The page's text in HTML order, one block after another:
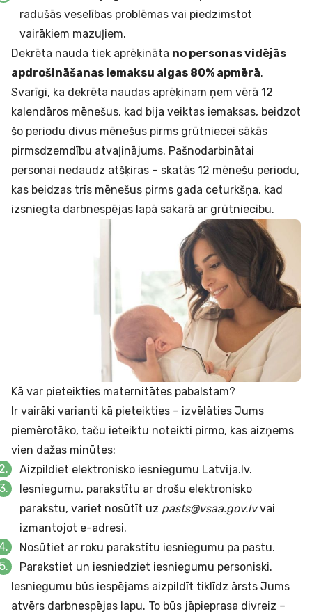
radušās veselības problēmas vai piedzimstot
vairākiem mazuļiem.
Dekrēta nauda tiek aprēķināta no personas vidējās
apdrošināšanas iemaksu algas 80% apmērā.
Svarīgi, ka dekrēta naudas aprēķinam ņem vērā 12
kalendāros mēnešus, kad bija veiktas iemaksas, beidzot
šo periodu divus mēnešus pirms grūtniecei sākās
pirmsdzemdību atvaļinājums. Pašnodarbinātai
personai nedaudz atšķiras – skatās 12 mēnešu periodu,
kas beidzas trīs mēnešus pirms gada ceturkšņa, kad
izsniegta darbnespējas lapā sakarā ar grūtniecību.
Kā var pieteikties maternitātes pabalstam?
Ir vairāki varianti kā pieteikties – izvēlāties Jums
piemērotāko, taču ieteiktu noteikti pirmo, kas aizņems
vien dažas minūtes:
Aizpildiet elektronisko iesniegumu Latvija.lv.
Iesniegumu, parakstītu ar drošu elektronisko
parakstu, variet nosūtīt uz pasts@vsaa.gov.lvvai
izmantojot e-adresi.
Nosūtiet ar roku parakstītu iesniegumu pa pastu.
Parakstiet un iesniedziet iesniegumu personiski.
Iesniegumu būs iespējams aizpildīt tiklīdz ārsts Jums
atvērs darbnespējas lapu. To būs jāpieprasa divreiz –